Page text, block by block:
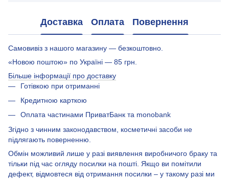
Доставка Оплата Повернення
Самовивіз з нашого магазину — безкоштовно.
«Новою поштою» по Україні — 85 грн.
Більше інформації про доставку
Готівкою при отриманні
Кредитною карткою
Оплата частинами ПриватБанк та monobank
Згідно з чинним законодавством, косметичні засоби не
підлягають поверненню.
Обмін можливий лише у разі виявлення виробничого браку та
тільки під час огляду посилки на пошті. Якщо ви помітили
дефект, відмовтеся від отримання посилки – у такому разі ми